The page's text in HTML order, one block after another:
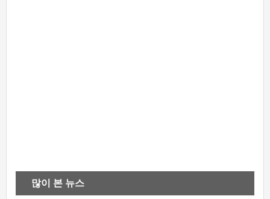
많이 본 뉴스